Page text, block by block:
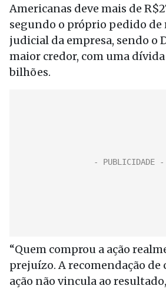
Americanas deve mais de
segundo o próprio pedido de
judicial da empresa, sendo o
maior credor, com uma dívida
bilhões.
“Quem comprou a ação
prejuízo. A recomendação de
ação não vincula ao